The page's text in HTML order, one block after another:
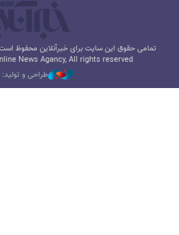
تمامی حقوق این سایت برای خبرآنلاین محفوظ
News Agancy, All rights reserved
طراحی و